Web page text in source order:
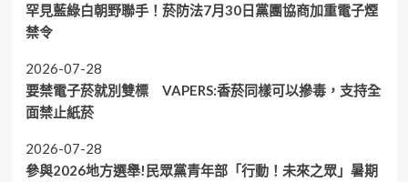
罕見藍綠白朝野聯手！菸防法7月30日黨團協商加重電子煙
禁令
2026-07-28
要禁電子菸就別雙標 VAPERS:香菸同樣可以摻毒，支持全
面禁止紙菸
2026-07-28
參與2026地方選舉!民眾黨青年部「行動！未來之眾」暑期